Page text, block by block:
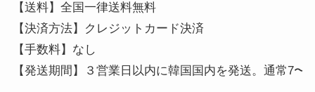
【送料】全国一律送料無料
【決済方法】クレジットカード決済
【手数料】なし
【発送期間】３営業日以内に韓国国内を発送。通常7〜